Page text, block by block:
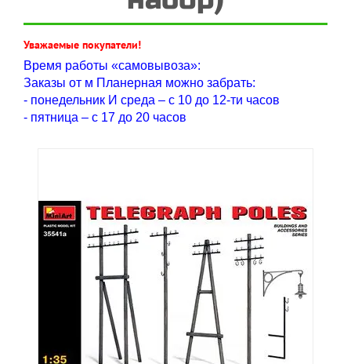
Уважаемые покупатели!
Время работы «самовывоза»:
Заказы от м Планерная можно забрать:
- понедельник И среда – с 10 до 12-ти часов
- пятница – с 17 до 20 часов